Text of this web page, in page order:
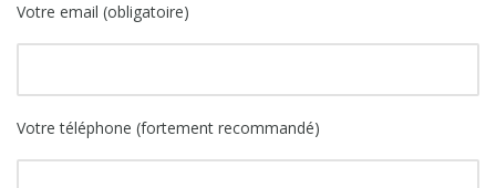
Votre email (obligatoire)
Votre téléphone (fortement recommandé)